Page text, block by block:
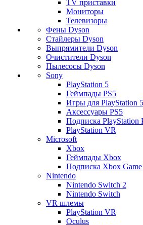
TV приставки
Мониторы
Телевизоры
Фены Dyson
Стайлеры Dyson
Выпрямители Dyson
Очистители Dyson
Пылесосы Dyson
Sony
PlayStation 5
Геймпады PS5
Игры для PlayStation 5
Аксессуары PS5
Подписка PlayStation
PlayStation VR
Microsoft
Xbox
Геймпады Xbox
Подписка Xbox Game
Nintendo
Nintendo Switch 2
Nintendo Switch
VR шлемы
PlayStation VR
Oculus